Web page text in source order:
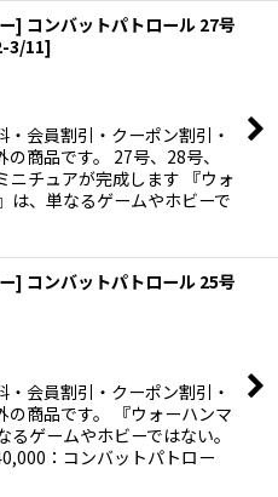
] コンバットパトロール 27号
3/11]
・会員割引・クーポン割引・
商品です。 27号、28号、
ニチュアが完成します 『ウォ
は、単なるゲームやホビーで
] コンバットパトロール 25号
・会員割引・クーポン割引・
の商品です。 『ウォーハンマ
ゲームやホビーではない。
：コンバットパトロー